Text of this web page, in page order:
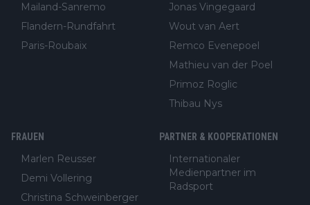
Mailand-Sanremo
Flandern-Rundfahrt
Paris-Roubaix
Jonas Vingegaard
Wout van Aert
Remco Evenepoel
Mathieu van der Poel
Primoz Roglic
Thibau Nys
FRAUEN
Marlen Reusser
Demi Vollering
Christina Schweinberger
PARTNER & KOOPERATIONEN
Internationaler
Medienpartner im
Radsport